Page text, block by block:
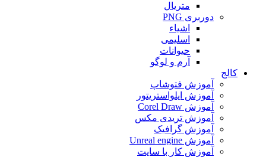
متریال
دوربری PNG
اشیاء
اسلیمی
حیوانات
آرم و لوگو
کالج
آموزش فتوشاپ
آموزش ایلواستریتور
آموزش Corel Draw
آموزش تریدی مکس
آموزش گرافیک
آموزش Unreal engine
آموزش کار با سایت